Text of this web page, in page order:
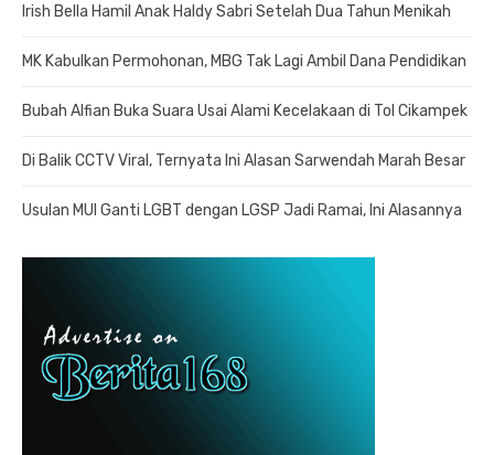
Irish Bella Hamil Anak Haldy Sabri Setelah Dua Tahun Menikah
MK Kabulkan Permohonan, MBG Tak Lagi Ambil Dana Pendidikan
Bubah Alfian Buka Suara Usai Alami Kecelakaan di Tol Cikampek
Di Balik CCTV Viral, Ternyata Ini Alasan Sarwendah Marah Besar
Usulan MUI Ganti LGBT dengan LGSP Jadi Ramai, Ini Alasannya